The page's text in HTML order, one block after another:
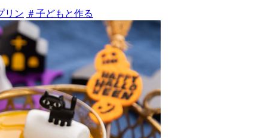
リン ＃子どもと作る